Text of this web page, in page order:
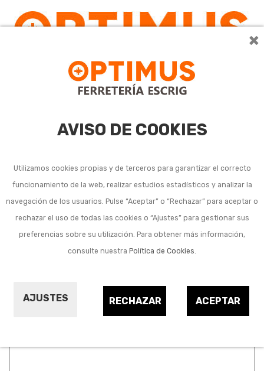
×
AVISO DE COOKIES
Utilizamos cookies propias y de terceros para garantizar el correcto
funcionamiento de la web, realizar estudios estadísticos y analizar la
navegación de los usuarios. Pulse “Aceptar” o “Rechazar” para aceptar o
rechazar el uso de todas las cookies o “Ajustes” para gestionar sus
preferencias sobre su utilización. Para obtener más información,
consulte nuestra Política de Cookies.
AJUSTES ACEPTAR
RECHAZAR